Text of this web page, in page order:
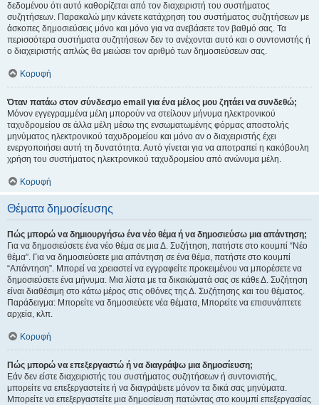
δεδομένου ότι αυτό καθορίζεται από τον διαχειριστή του συστήματος
συζητήσεων. Παρακαλώ μην κάνετε κατάχρηση του συστήματος συζητήσεων με
άσκοπες δημοσιεύσεις μόνο και μόνο για να ανεβάσετε τον βαθμό σας. Τα
περισσότερα συστήματα συζητήσεων δεν το ανέχονται αυτό και ο συντονιστής ή
ο διαχειριστής απλώς θα μειώσει τον αριθμό των δημοσιεύσεων σας.
Κορυφή
Όταν πατάω στον σύνδεσμο email για ένα μέλος μου ζητάει να συνδεθώ;
Μόνον εγγεγραμμένα μέλη μπορούν να στείλουν μήνυμα ηλεκτρονικού
ταχυδρομείου σε άλλα μέλη μέσω της ενσωματωμένης φόρμας αποστολής
μηνύματος ηλεκτρονικού ταχυδρομείου και μόνο αν ο διαχειριστής έχει
ενεργοποιήσει αυτή τη δυνατότητα. Αυτό γίνεται για να αποτραπεί η κακόβουλη
χρήση του συστήματος ηλεκτρονικού ταχυδρομείου από ανώνυμα μέλη.
Κορυφή
Θέματα δημοσίευσης
Πώς μπορώ να δημιουργήσω ένα νέο θέμα ή να δημοσιεύσω μια απάντηση;
Για να δημοσιεύσετε ένα νέο θέμα σε μια Δ. Συζήτηση, πατήστε στο κουμπί “Νέο
θέμα”. Για να δημοσιεύσετε μια απάντηση σε ένα θέμα, πατήστε στο κουμπί
“Απάντηση”. Μπορεί να χρειαστεί να εγγραφείτε προκειμένου να μπορέσετε να
δημοσιεύσετε ένα μήνυμα. Μια λίστα με τα δικαιώματά σας σε κάθε Δ. Συζήτηση
είναι διαθέσιμη στο κάτω μέρος στις οθόνες της Δ. Συζήτησης και του θέματος.
Παράδειγμα: Μπορείτε να δημοσιεύετε νέα θέματα, Μπορείτε να επισυνάπτετε
αρχεία, κλπ.
Κορυφή
Πώς μπορώ να επεξεργαστώ ή να διαγράψω μια δημοσίευση;
Εάν δεν είστε διαχειριστής του συστήματος συζητήσεων ή συντονιστής,
μπορείτε να επεξεργαστείτε ή να διαγράψετε μόνον τα δικά σας μηνύματα.
Μπορείτε να επεξεργαστείτε μια δημοσίευση πατώντας στο κουμπί επεξεργασίας